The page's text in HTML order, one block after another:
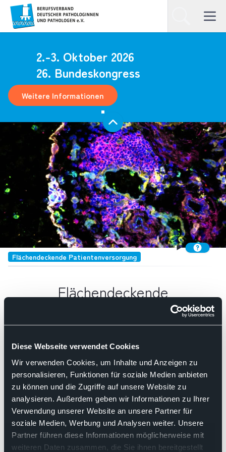
Diese Webseite verwendet Cookies
Wir verwenden Cookies, um Inhalte und Anzeigen zu
personalisieren, Funktionen für soziale Medien anbieten
zu können und die Zugriffe auf unsere Website zu
analysieren. Außerdem geben wir Informationen zu Ihrer
Verwendung unserer Website an unsere Partner für
soziale Medien, Werbung und Analysen weiter. Unsere
Partner führen diese Informationen möglicherweise mit
weiteren Daten zusammen, die Sie ihnen bereitgestellt
Homepage SuchenOpen
2.-3. Oktober 2026
26. Bundeskongress
Weitere Informationen
Flächendeckende Patientenversorgung
Flächendeckende
Patientenversorgung
Kategorie: Liquid Biopsy
Nach Relevanz sortieren
25.11.2025
Pressemitteilung des BDP